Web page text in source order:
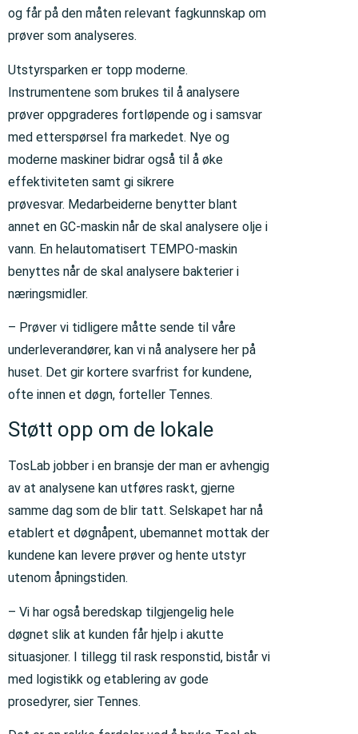
og får på den måten relevant fagkunnskap om
prøver som analyseres.
Utstyrsparken er topp moderne.
Instrumentene som brukes til å analysere
prøver oppgraderes fortløpende og i samsvar
med etterspørsel fra markedet. Nye og
moderne maskiner bidrar også til å øke
effektiviteten samt gi sikrere
prøvesvar. Medarbeiderne benytter blant
annet en GC-maskin når de skal analysere olje i
vann. En helautomatisert TEMPO-maskin
benyttes når de skal analysere bakterier i
næringsmidler.
– Prøver vi tidligere måtte sende til våre
underleverandører, kan vi nå analysere her på
huset. Det gir kortere svarfrist for kundene,
ofte innen et døgn, forteller Tennes.
Støtt opp om de lokale
TosLab jobber i en bransje der man er avhengig
av at analysene kan utføres raskt, gjerne
samme dag som de blir tatt. Selskapet har nå
etablert et døgnåpent, ubemannet mottak der
kundene kan levere prøver og hente utstyr
utenom åpningstiden.
– Vi har også beredskap tilgjengelig hele
døgnet slik at kunden får hjelp i akutte
situasjoner. I tillegg til rask responstid, bistår vi
med logistikk og etablering av gode
prosedyrer, sier Tennes.